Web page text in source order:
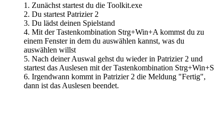
1. Zunächst startest du die Toolkit.exe
2. Du startest Patrizier 2
3. Du lädst deinen Spielstand
4. Mit der Tastenkombination Strg+Win+A kommst du zu
einem Fenster in dem du auswählen kannst, was du
auswählen willst
5. Nach deiner Auswal gehst du wieder in Patrizier 2 und
startest das Auslesen mit der Tastenkombination Strg+Win+S
6. Irgendwann kommt in Patrizier 2 die Meldung "Fertig",
dann ist das Auslesen beendet.